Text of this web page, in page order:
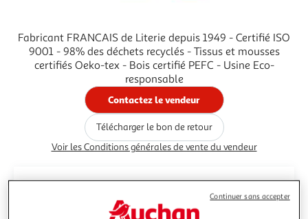
Fabricant FRANCAIS de Literie depuis 1949 - Certifié ISO
9001 - 98% des déchets recyclés - Tissus et mousses
certifiés Oeko-tex - Bois certifié PEFC - Usine Eco-
responsable
Contactez le vendeur
Télécharger le bon de retour
Voir les Conditions générales de vente du vendeur
MARCEL JACQUART & FILS
Continuer sans accepter